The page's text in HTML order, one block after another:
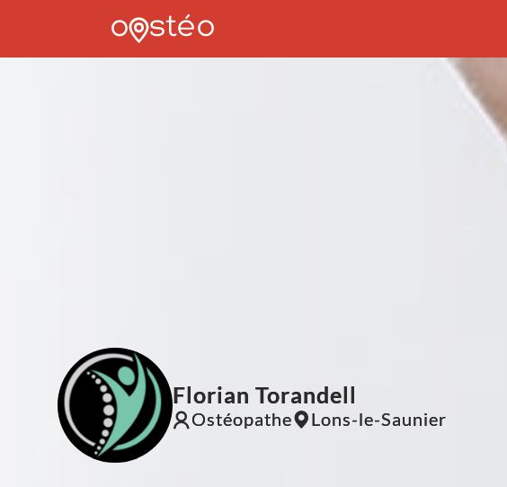
Florian Torandell
Ostéopathe Lons-le-Saunier